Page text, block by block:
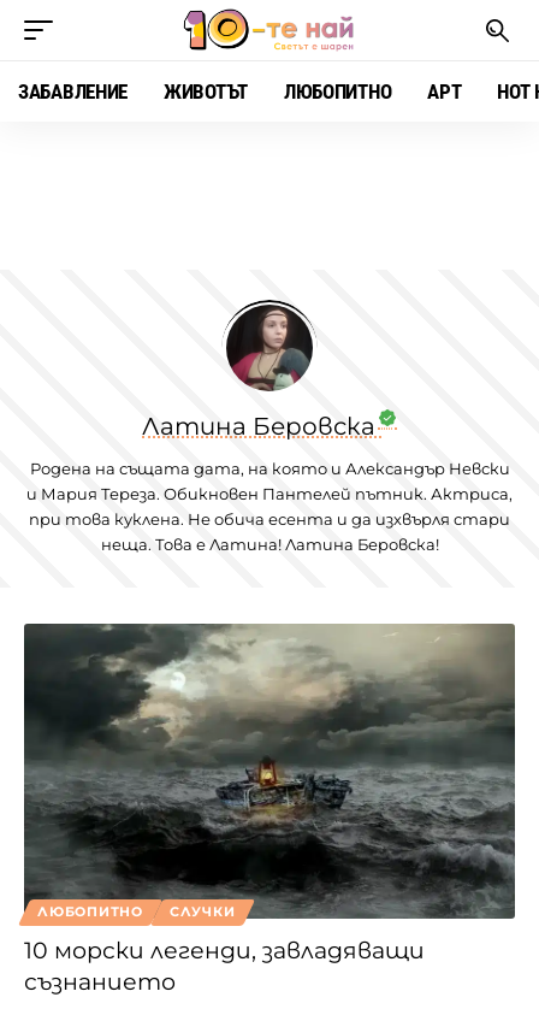
ЗАБАВЛЕНИЕ ЖИВОТЪТ ЛЮБОПИТНО АРТ HOT
Латина Беровска
Родена на същата дата, на която и Александър Невски
и Мария Тереза. Обикновен Пантелей пътник. Актриса,
при това куклена. Не обича есента и да изхвърля стари
неща. Това е Латина! Латина Беровска!
ЛЮБОПИТНО СЛУЧКИ
10 морски легенди, завладяващи
съзнанието